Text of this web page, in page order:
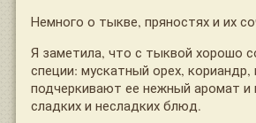
Немного о тыкве, пряностях и их
Я заметила, что с тыквой хорошо
специи: мускатный орех, кориандр,
подчеркивают ее нежный аромат и
сладких и несладких блюд.